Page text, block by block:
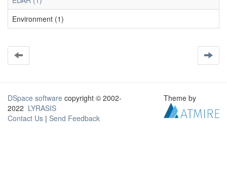
Environment (1)
DSpace software copyright © 2002-
2022 LYRASIS
Contact Us | Send Feedback
Theme by